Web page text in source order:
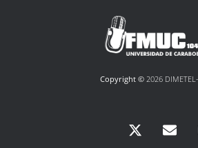
Copyright © 2026